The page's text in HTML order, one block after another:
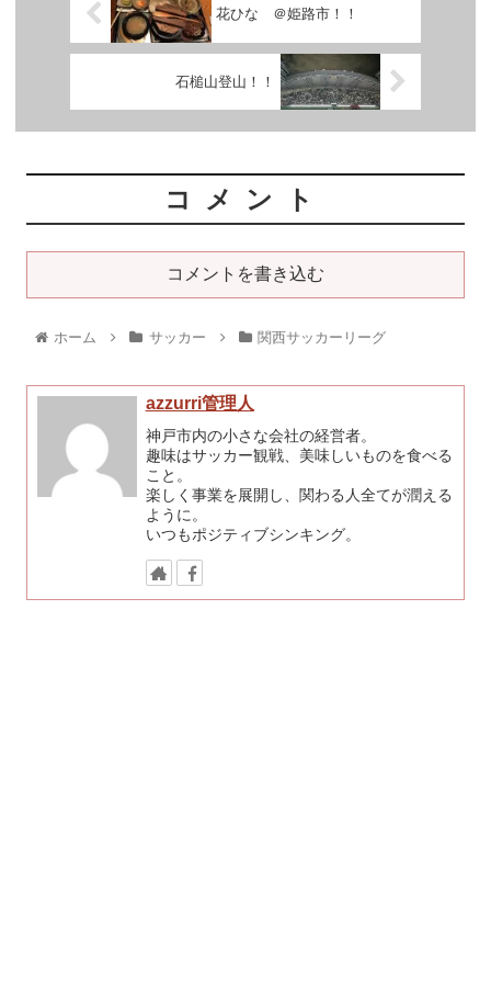
花ひな ＠姫路市！！
石槌山登山！！
コメント
コメントを書き込む
ホーム サッカー 関西サッカーリーグ
azzurri管理人
神戸市内の小さな会社の経営者。
趣味はサッカー観戦、美味しいものを食べる
こと。
楽しく事業を展開し、関わる人全てが潤える
ように。
いつもポジティブシンキング。